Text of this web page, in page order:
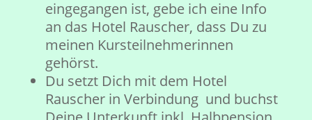
eingegangen ist, gebe ich eine Info
an das Hotel Rauscher, dass Du zu
meinen Kursteilnehmerinnen
gehörst.
Du setzt Dich mit dem Hotel
Rauscher in Verbindung und buchst